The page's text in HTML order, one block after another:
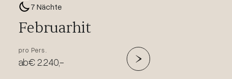
7 Nächte
Februarhit
pro Pers.
ab€ 2.240,-